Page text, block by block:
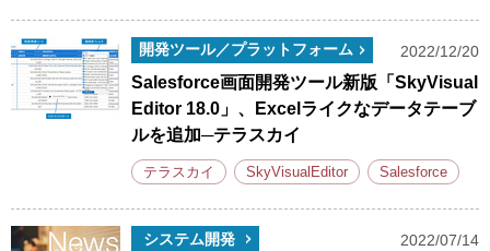
開発ツール／プラットフォーム 2022/12/20
Salesforce画面開発ツール新版「SkyVisual
Editor 18.0」、Excelライクなデータテーブ
ルを追加─テラスカイ
テラスカイ SkyVisualEditor Salesforce
システム開発 2022/07/14